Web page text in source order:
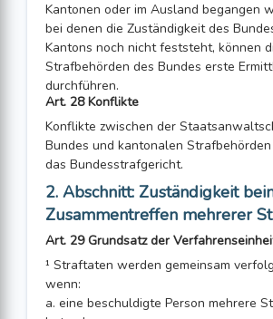
Kantonen oder im Ausland begangen
bei denen die Zuständigkeit des
Kantons noch nicht feststeht, können
Strafbehörden des Bundes erste
durchführen.
Art. 28 Konflikte
Konflikte zwischen der
Bundes und kantonalen
das Bundesstrafgericht.
2. Abschnitt: Zuständigkeit
Zusammentreffen mehrerer
Art. 29 Grundsatz der
¹ Straftaten werden gemeinsam
wenn:
a. eine beschuldigte Person mehrere